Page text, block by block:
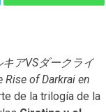
キアVSダークライ
Rise of Darkrai en
de la trilogía de la